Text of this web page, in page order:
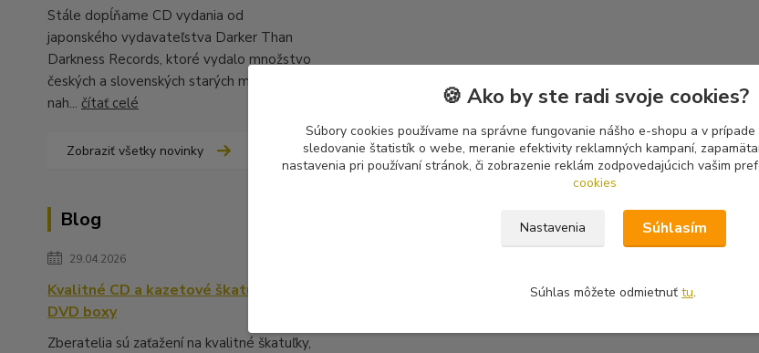
Stále dopĺňame CD vydania od
japonského vydavateľstva Darker Than
Darkness Records, ktoré vydalo množstvo
českých a slovenských starých metalových
nah... čítať celé
Zobraziť všetky novinky
Blog
29.04.2026
Kvalitné CD a kazetové škatuľky,
DVD boxy
Zberatelia sú zaťažení na kvalitné škatuľky,
🍪 Ako by ste radi svoje cookies?
Súbory cookies používame na správne fungovanie nášho e-shopu a v
sledovanie štatistík o webe, meranie efektivity reklamných kampaní,
nastavenia pri používaní stránok, či zobrazenie reklám zodpovedajúcich vašim
cookies
Nastavenia Súhlasím
Súhlas môžete odmietnuť tu.